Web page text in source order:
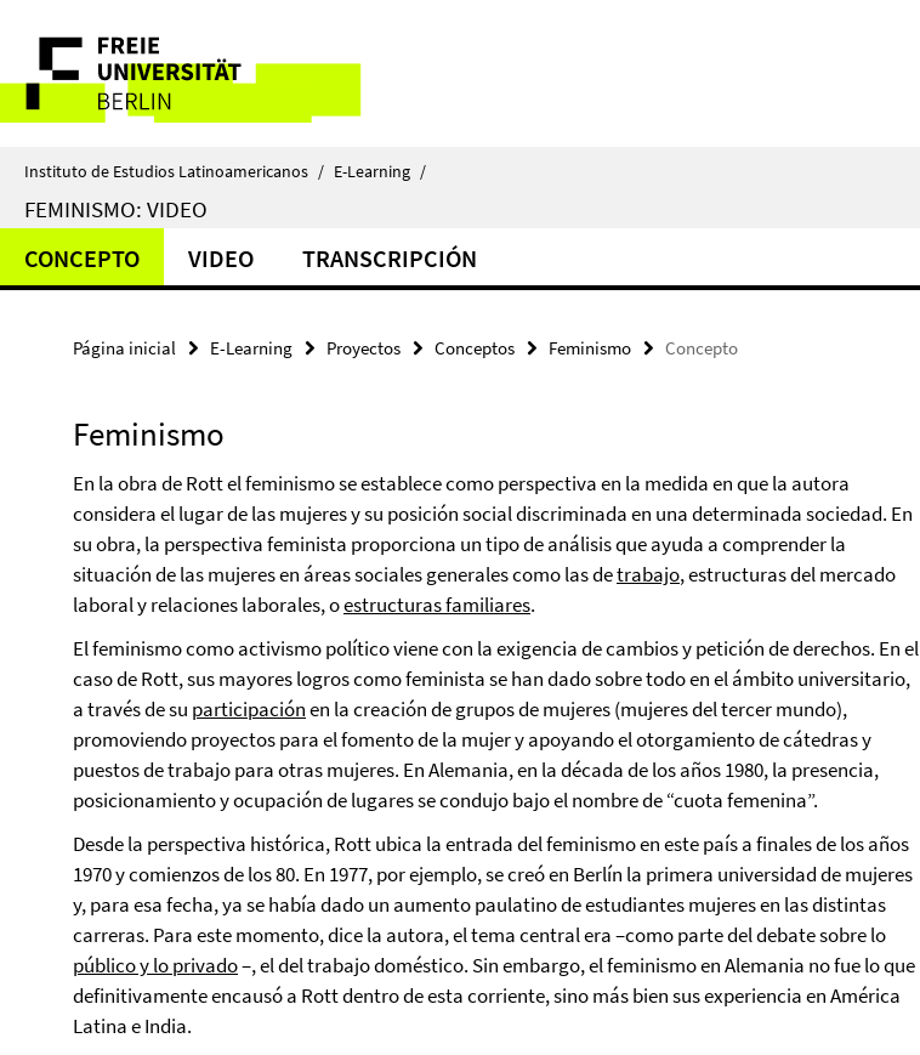
direkt
Inhalt
Herramientas
de
navegación
Instituto de Estudios Latinoamericanos / E-Learning /
FEMINISMO: VIDEO
CONCEPTO VIDEO TRANSCRIPCIÓN
Página inicial E-Learning Proyectos Conceptos Feminismo Concepto
Feminismo
En la obra de Rott el feminismo se establece como perspectiva en la medida en que la autora
considera el lugar de las mujeres y su posición social discriminada en una determinada sociedad. En
su obra, la perspectiva feminista proporciona un tipo de análisis que ayuda a comprender la
situación de las mujeres en áreas sociales generales como las detrabajo, estructuras del mercado
laboral y relaciones laborales, oestructuras familiares.
El feminismo como activismo político viene con la exigencia de cambios y petición de derechos. En el
caso de Rott, sus mayores logros como feminista se han dado sobre todo en el ámbito universitario,
a través de su participaciónen la creación de grupos de mujeres (mujeres del tercer mundo),
promoviendo proyectos para el fomento de la mujer y apoyando el otorgamiento de cátedras y
puestos de trabajo para otras mujeres. En Alemania, en la década de los años 1980, la presencia,
posicionamiento y ocupación de lugares se condujo bajo el nombre de “cuota femenina”.
Desde la perspectiva histórica, Rott ubica la entrada del feminismo en este país a finales de los años
1970 y comienzos de los 80. En 1977, por ejemplo, se creó en Berlín la primera universidad de mujeres
y, para esa fecha, ya se había dado un aumento paulatino de estudiantes mujeres en las distintas
carreras. Para este momento, dice la autora, el tema central era –como parte del debate sobre lo
público y lo privado–, el del trabajo doméstico. Sin embargo, el feminismo en Alemania no fue lo que
definitivamente encausó a Rott dentro de esta corriente, sino más bien sus experiencia en América
Latina e India.